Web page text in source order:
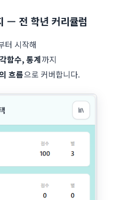
— 전 학년 커리큘럼
터 시작해
함수, 통계까지
흐름으로 커버합니다.